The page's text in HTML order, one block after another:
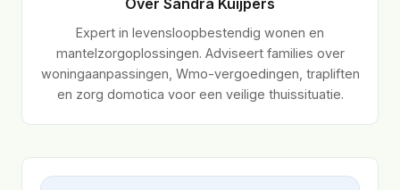
Over Sandra Kuijpers
Expert in levensloopbestendig wonen en
mantelzorgoplossingen. Adviseert families over
woningaanpassingen, Wmo-vergoedingen, trapliften
en zorg domotica voor een veilige thuissituatie.